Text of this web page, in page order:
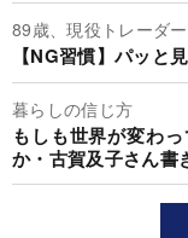
89歳、現役トレーダ
【NG習慣】パッと
暮らしの信じ方
もしも世界が変わ
か・古賀及子さん書